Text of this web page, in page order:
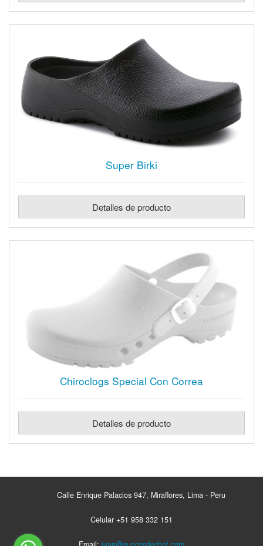
Super Birki
Detalles de producto
Chiroclogs Special Con Correa
Detalles de producto
Calle Enrique Palacios 947, Miraflores, Lima - Peru
Celular +51 958 332 151